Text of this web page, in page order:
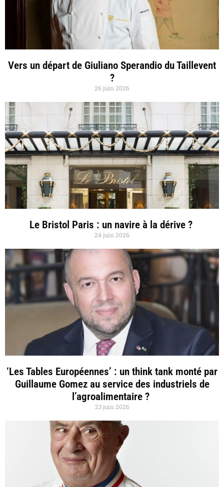
Vers un départ de Giuliano Sperandio du Taillevent
?
26 juin 2026
Le Bristol Paris : un navire à la dérive ?
24 juin 2026
‘Les Tables Européennes’ : un think tank monté par
Guillaume Gomez au service des industriels de
l’agroalimentaire ?
23 juin 2026